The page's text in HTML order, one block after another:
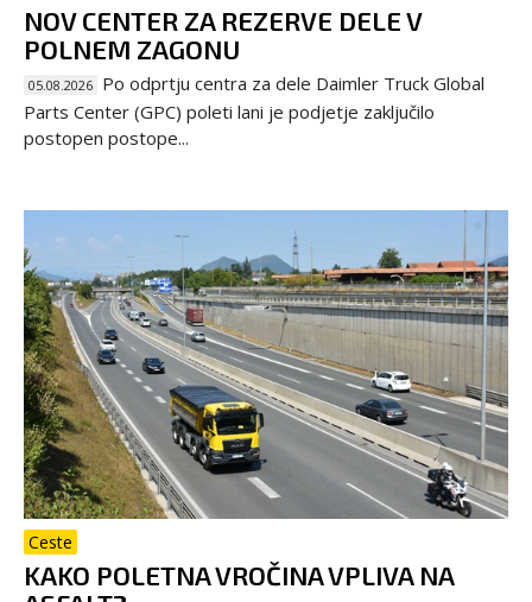
NOV CENTER ZA REZERVE DELE V
POLNEM ZAGONU
05.08.2026 Po odprtju centra za dele Daimler Truck Global
Parts Center (GPC) poleti lani je podjetje zaključilo
postopen postope...
Ceste
KAKO POLETNA VROČINA VPLIVA NA